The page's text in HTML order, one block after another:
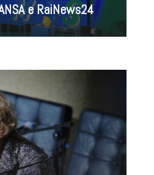
e RaiNews24